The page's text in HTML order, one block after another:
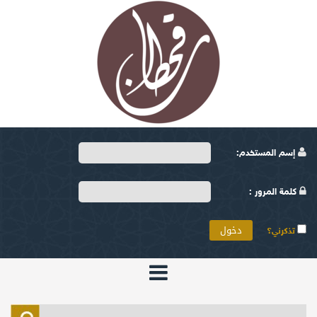
إسم المستخدم:
كلمة المرور :
تذكرني؟